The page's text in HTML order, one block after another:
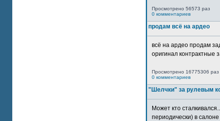
Просмотрено 56573 раз
0 комментариев
продам всё на ардео
всё на ардео продам
оригинал контрактные
Просмотрено 16775306 раз
0 комментариев
"Шелчки" за рулевым
Может кто
периодически) в